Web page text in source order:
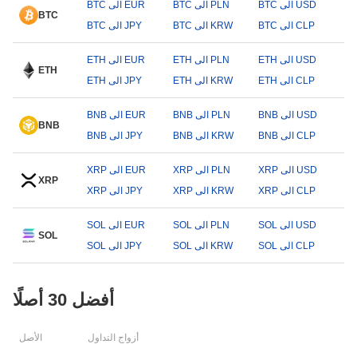
BTC
BTC الى EUR BTC الى PLN
BTC الى USD
BTC الى JPY
BTC الى KRW BTC الى CLP
ETH
ETH الى EUR ETH الى PLN
ETH الى USD
ETH الى JPY
ETH الى KRW ETH الى CLP
BNB
BNB الى EUR BNB الى PLN
BNB الى USD
BNB الى JPY
BNB الى KRW BNB الى CLP
XRP
XRP الى EUR XRP الى PLN
XRP الى USD
XRP الى JPY
XRP الى KRW XRP الى CLP
SOL
SOL الى EUR SOL الى PLN
SOL الى USD
SOL الى JPY
SOL الى KRW SOL الى CLP
أفضل 30 أصلًا
الأصل أزواج التداول